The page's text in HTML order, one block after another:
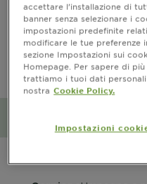
CLOSE SUBPANEL
RISULTATI
CLOSE SUBPANEL
Impatto
accettare l’installazione di
banner senza selezionare i
impostazioni predefinite
modificare le tue preferenze
sezione Impostazioni sui
Homepage. Per sapere di
trattiamo i tuoi dati
nostra Cookie Policy.
Impostazioni